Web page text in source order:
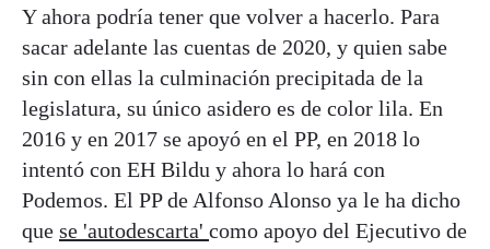
Y ahora podría tener que volver a hacerlo. Para
sacar adelante las cuentas de 2020, y quien sabe
sin con ellas la culminación precipitada de la
legislatura, su único asidero es de color lila. En
2016 y en 2017 se apoyó en el PP, en 2018 lo
intentó con EH Bildu y ahora lo hará con
Podemos. El PP de Alfonso Alonso ya le ha dicho
que se 'autodescarta' como apoyo del Ejecutivo de